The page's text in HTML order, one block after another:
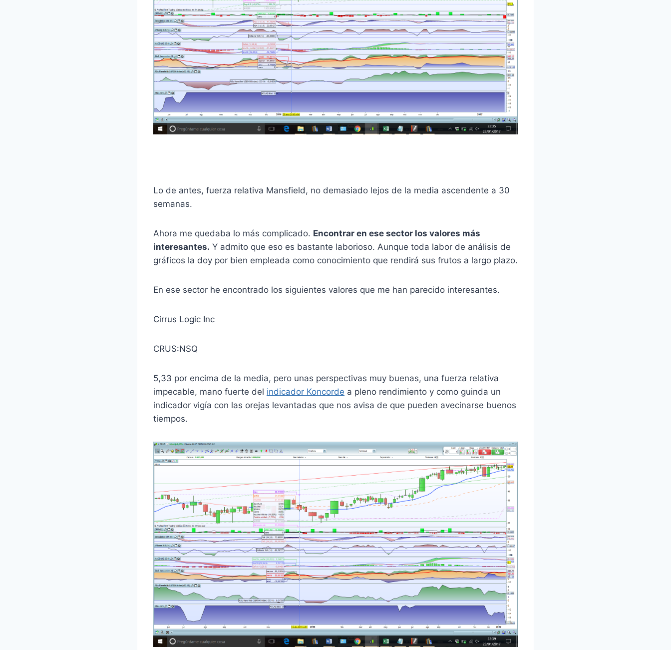
Lo de antes, fuerza relativa Mansfield, no demasiado lejos de la media ascendente a 30
semanas.
Ahora me quedaba lo más complicado. Encontrar en ese sector los valores más
interesantes. Y admito que eso es bastante laborioso. Aunque toda labor de análisis de
gráficos la doy por bien empleada como conocimiento que rendirá sus frutos a largo plazo.
En ese sector he encontrado los siguientes valores que me han parecido interesantes.
Cirrus Logic Inc
CRUS:NSQ
5,33 por encima de la media, pero unas perspectivas muy buenas, una fuerza relativa
impecable, mano fuerte del indicador Koncorde a pleno rendimiento y como guinda un
indicador vigía con las orejas levantadas que nos avisa de que pueden avecinarse buenos
tiempos.